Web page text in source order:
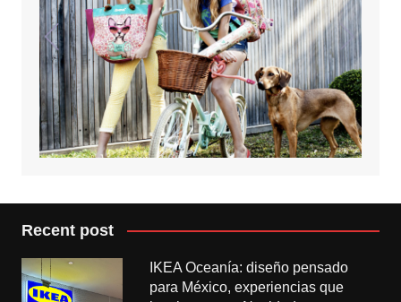
Recent post
IKEA Oceanía: diseño pensado
para México, experiencias que